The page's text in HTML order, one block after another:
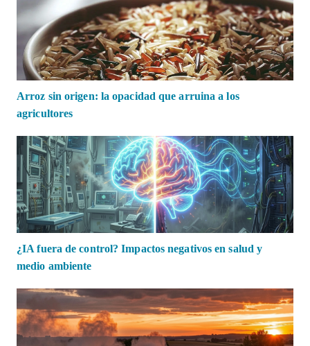
Arroz sin origen: la opacidad que arruina a los
agricultores
¿IA fuera de control? Impactos negativos en salud y
medio ambiente